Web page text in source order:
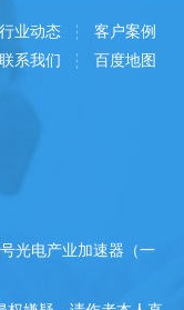
行业动态
客户案例
联系我们
百度地图
光电产业加速器（一